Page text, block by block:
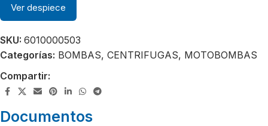
Ver despiece
SKU: 6010000503
Categorías: BOMBAS, CENTRIFUGAS, MOTOBOMBAS
Compartir:
Documentos